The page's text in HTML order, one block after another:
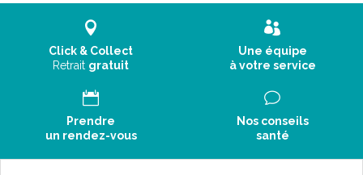
Click & Collect
Retrait gratuit
Une équipe
à votre service
Prendre
un rendez-vous
Nos conseils
santé